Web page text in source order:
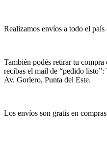
Realizamos envíos a todo el
También podés retirar tu
recibas el mail de “pedido
Av. Gorlero, Punta del Este.
Los envíos son gratis en